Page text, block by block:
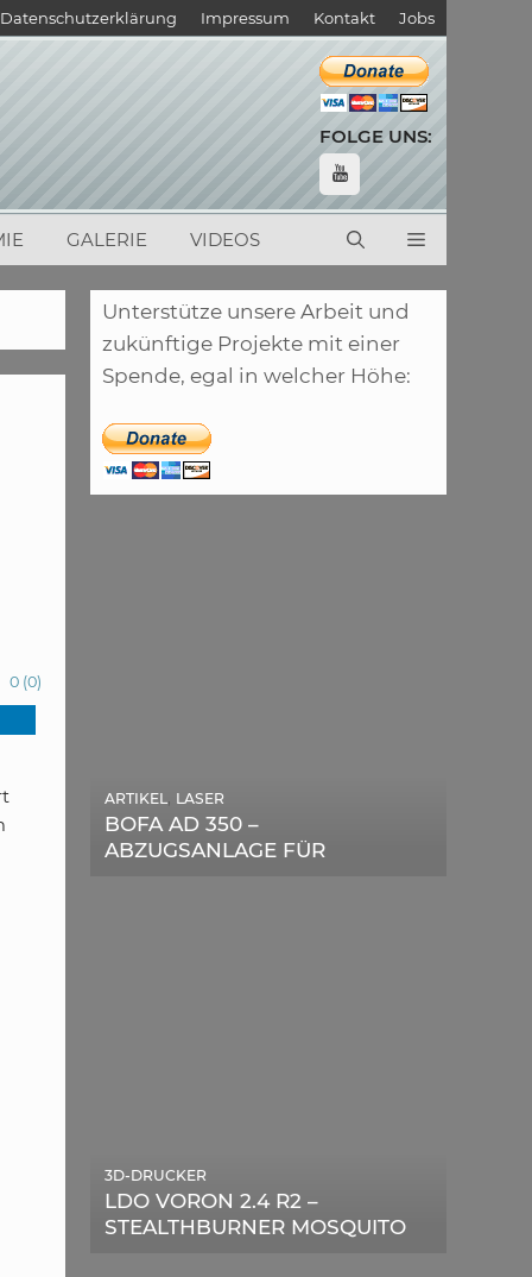
Datenschutzerklärung Impressum Kontakt Jobs
FOLGE UNS:
GALERIE VIDEOS
0 (0)
Unterstütze unsere Arbeit und
zukünftige Projekte mit einer
Spende, egal in welcher Höhe:
BOFA AD 350 –
ABZUGSANLAGE FÜR
ARTIKEL, LASER
DIE BEDEUTENDSTEN
SCHRITTE ZUR
ARTIKEL, SONSTIGE
LDO VORON 2.4 R2 –
STEALTHBURNER MOSQUITO
3D-DRUCKER